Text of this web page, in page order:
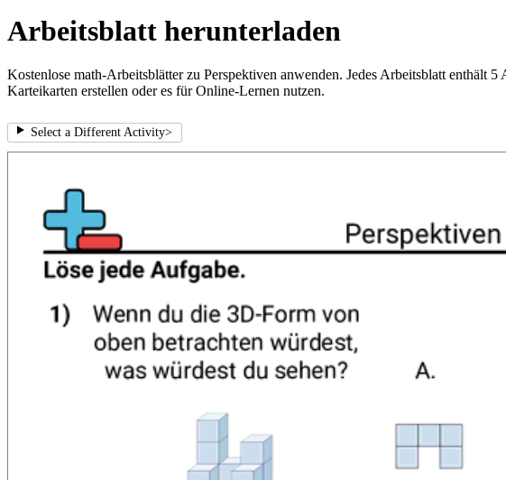
Arbeitsblatt herunterladen
Kostenlose math-Arbeitsblätter zu Perspektiven anwenden. Jedes Arbeitsblatt enthält
Karteikarten erstellen oder es für Online-Lernen nutzen.
Select a Different Activity>